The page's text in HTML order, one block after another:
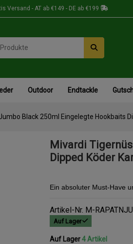
Versand - AT ab €149 - DE ab €199
Outdoor Endtackle
Black 250ml Eingelegte Hookbaits
Mivardi
Dipped Köder
Ein absoluter Must-Have
Artikel-Nr. M-
Auf Lager
Auf Lager 4 Artikel